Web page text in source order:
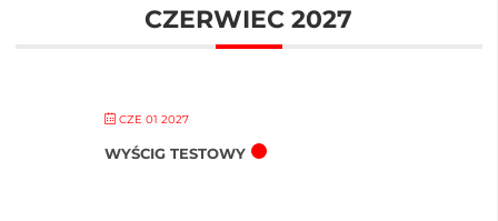
CZERWIEC 2027
CZE 01 2027
WYŚCIG TESTOWY